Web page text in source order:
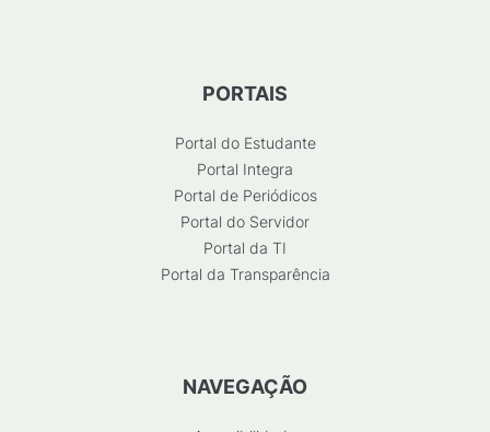
PORTAIS
Portal do Estudante
Portal Integra
Portal de Periódicos
Portal do Servidor
Portal da TI
Portal da Transparência
NAVEGAÇÃO